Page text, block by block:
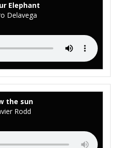
Elephant
Delavega
the sun
Rodd